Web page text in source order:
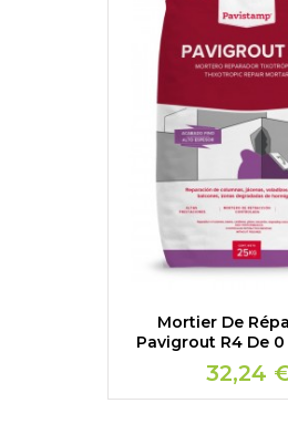
Mortier De
Pavigrout R4 De
32,24